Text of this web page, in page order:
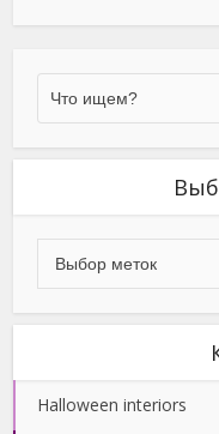
Halloween interiors